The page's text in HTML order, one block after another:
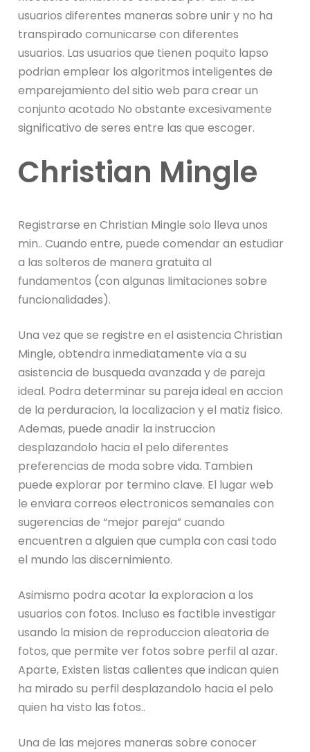
usuarios diferentes maneras sobre unir y no ha
transpirado comunicarse con diferentes
usuarios. Las usuarios que tienen poquito lapso
podri­an emplear los algoritmos inteligentes de
emparejamiento del sitio web para crear un
conjunto acotado No obstante excesivamente
significativo de seres entre las que escoger.
Christian Mingle
Registrarse en Christian Mingle solo lleva unos
min.. Cuando entre, puede comendar an estudiar
a las solteros de manera gratuita al
fundamentos (con algunas limitaciones sobre
funcionalidades).
Una vez que se registre en el asistencia Christian
Mingle, obtendra inmediatamente via a su
asistencia de busqueda avanzada y de pareja
ideal. Podra determinar su pareja ideal en accion
de la perduracion, la localizacion y el matiz fisico.
Ademas, puede anadir la instruccion
desplazandolo hacia el pelo diferentes
preferencias de moda sobre vida. Tambien
puede explorar por termino clave. El lugar web
le enviara correos electronicos semanales con
sugerencias de “mejor pareja” cuando
encuentren a alguien que cumpla con casi todo
el mundo las discernimiento.
Asimismo podra acotar la exploracion a los
usuarios con fotos. Incluso es factible investigar
usando la mision de reproduccion aleatoria de
fotos, que permite ver fotos sobre perfil al azar.
Aparte, Existen listas calientes que indican quien
ha mirado su perfil desplazandolo hacia el pelo
quien ha visto las fotos..
Una de las mejores maneras sobre conocer